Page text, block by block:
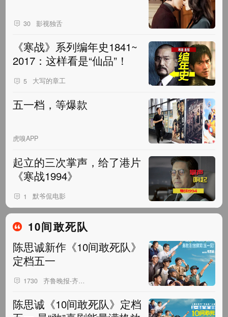
30 影视独舌
《寒战》系列编年史1841~
2017：这样看是“仙品”！
5 大写的章工
五一档，等爆款
虎嗅APP
起立的三次掌声，给了港片
《寒战1994》
1 默爷侃电影
10间敢死队
陈思诚新作《10间敢死队》
定档五一
1730 齐鲁晚报-齐鲁壹点
陈思诚《10间敢死队》定档